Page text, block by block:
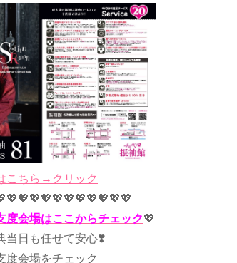
こちら→クリック
度会場はここからチェック💖
当日も任せて安心❣️
度会場をチェック